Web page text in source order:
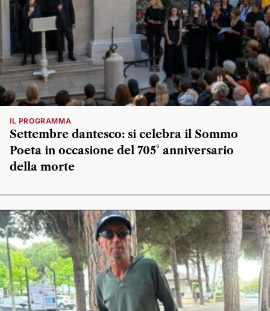
IL PROGRAMMA
Settembre dantesco: si celebra il Sommo
Poeta in occasione del 705° anniversario
della morte